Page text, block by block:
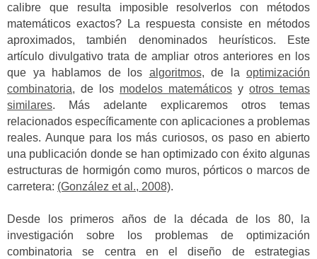
calibre que resulta imposible resolverlos con métodos
matemáticos exactos? La respuesta consiste en métodos
aproximados, también denominados heurísticos.
Este
artículo divulgativo trata de ampliar otros anteriores en los
que ya hablamos de los algoritmos, de la optimización
combinatoria, de los modelos matemáticos y otros temas
similares. Más adelante explicaremos otros temas
relacionados específicamente con aplicaciones a problemas
reales. Aunque para los más curiosos, os paso en abierto
una publicación donde se han optimizado con éxito algunas
estructuras de hormigón como muros, pórticos o marcos de
carretera: (González et al., 2008).
Desde los primeros años de la década de los 80, la
investigación sobre los problemas de optimización
combinatoria se centra en el diseño de estrategias